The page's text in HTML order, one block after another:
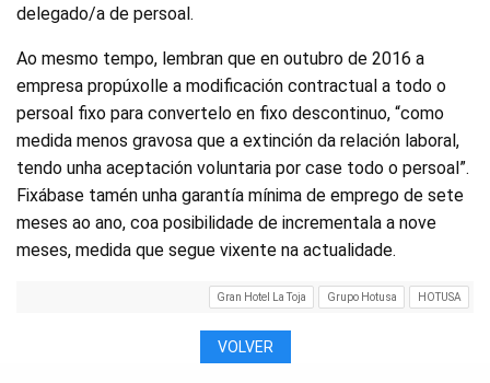
delegado/a de persoal.
Ao mesmo tempo, lembran que en outubro de 2016 a
empresa propúxolle a modificación contractual a todo o
persoal fixo para convertelo en fixo descontinuo, “como
medida menos gravosa que a extinción da relación laboral,
tendo unha aceptación voluntaria por case todo o persoal”.
Fixábase tamén unha garantía mínima de emprego de sete
meses ao ano, coa posibilidade de incrementala a nove
meses, medida que segue vixente na actualidade.
Gran Hotel La Toja Grupo Hotusa HOTUSA
VOLVER